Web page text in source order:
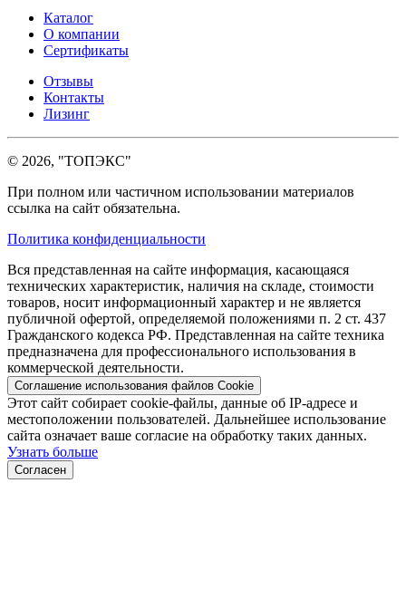
Каталог
О компании
Сертификаты
Отзывы
Контакты
Лизинг
© 2026, "ТОПЭКС"
При полном или частичном использовании материалов
ссылка на сайт обязательна.
Политика конфиденциальности
Вся представленная на сайте информация, касающаяся
технических характеристик, наличия на складе, стоимости
товаров, носит информационный характер и не является
публичной офертой, определяемой положениями п. 2 ст. 437
Гражданского кодекса РФ. Представленная на сайте техника
предназначена для профессионального использования в
коммерческой деятельности.
Соглашение использования файлов Cookie
Этот сайт собирает cookie-файлы, данные об IP-адресе и
местоположении пользователей. Дальнейшее использование
сайта означает ваше согласие на обработку таких данных.
Узнать больше
Согласен